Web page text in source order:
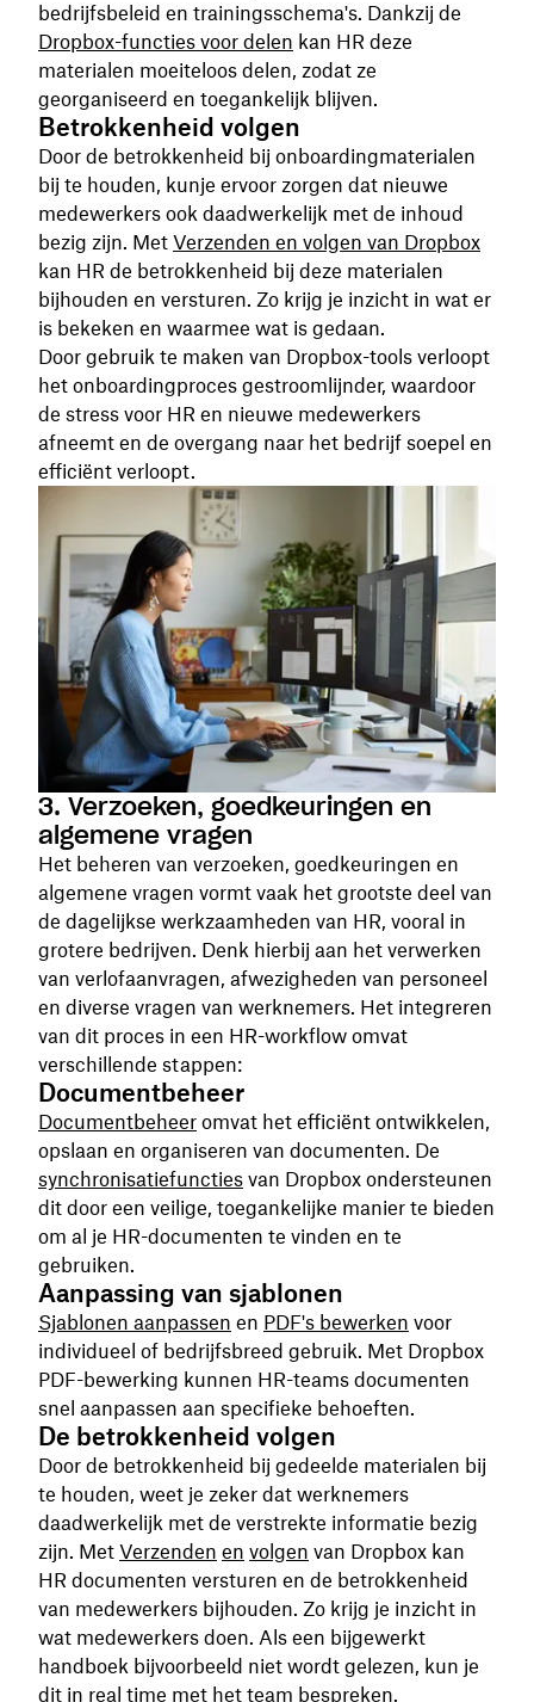
bedrijfsbeleid en trainingsschema's. Dankzij de
Dropbox-functies voor delen kan HR deze
materialen moeiteloos delen, zodat ze
georganiseerd en toegankelijk blijven.
Betrokkenheid volgen
Door de betrokkenheid bij onboardingmaterialen
bij te houden, kunje ervoor zorgen dat nieuwe
medewerkers ook daadwerkelijk met de inhoud
bezig zijn. Met Verzenden en volgen van Dropbox
kan HR de betrokkenheid bij deze materialen
bijhouden en versturen. Zo krijg je inzicht in wat er
is bekeken en waarmee wat is gedaan.
Door gebruik te maken van Dropbox-tools verloopt
het onboardingproces gestroomlijnder, waardoor
de stress voor HR en nieuwe medewerkers
afneemt en de overgang naar het bedrijf soepel en
efficiënt verloopt.
3. Verzoeken, goedkeuringen en
algemene vragen
Het beheren van verzoeken, goedkeuringen en
algemene vragen vormt vaak het grootste deel van
de dagelijkse werkzaamheden van HR, vooral in
grotere bedrijven. Denk hierbij aan het verwerken
van verlofaanvragen, afwezigheden van personeel
en diverse vragen van werknemers. Het integreren
van dit proces in een HR-workflow omvat
verschillende stappen:
Documentbeheer
Documentbeheer omvat het efficiënt ontwikkelen,
opslaan en organiseren van documenten. De
synchronisatiefuncties van Dropbox ondersteunen
dit door een veilige, toegankelijke manier te bieden
om al je HR-documenten te vinden en te
gebruiken.
Aanpassing van sjablonen
Sjablonen aanpassen en PDF's bewerken voor
individueel of bedrijfsbreed gebruik. Met Dropbox
PDF-bewerking kunnen HR-teams documenten
snel aanpassen aan specifieke behoeften.
De betrokkenheid volgen
Door de betrokkenheid bij gedeelde materialen bij
te houden, weet je zeker dat werknemers
daadwerkelijk met de verstrekte informatie bezig
zijn. Met Verzenden en volgen van Dropbox kan
HR documenten versturen en de betrokkenheid
van medewerkers bijhouden. Zo krijg je inzicht in
wat medewerkers doen. Als een bijgewerkt
handboek bijvoorbeeld niet wordt gelezen, kun je
dit in real time met het team bespreken.